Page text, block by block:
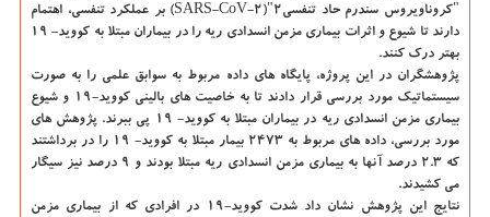
"کروناویروس سندرم حاد تنفسی۲"(SARS-CoV-۲) بر عملکرد تنفسی، اهتمام
دارند تا شیوع و اثرات بیماری مزمن انسدادی ریه را در بیماران مبتلا به کووید- ۱۹
بهتر درک کنند.
پژوهشگران در این پروژه، پایگاه های داده مربوط به سوابق علمی را به صورت
سیستماتیک مورد بررسی قرار دادند تا به خاصیت های بالینی کووید-۱۹ و شیوع
بیماری مزمن انسدادی ریه در بیماران مبتلا به کووید- ۱۹ پی ببرند. پژوهش های
مورد بررسی، داده های مربوط به ۲۴۷۳ بیمار مبتلا به کووید- ۱۹ را در برداشتند
که ۲.۳ درصد آنها به بیماری مزمن انسدادی ریه مبتلا بودند و ۹ درصد نیز سیگار
می کشیدند.
نتایج این پژوهش نشان داد شدت کووید-۱۹ در افرادی که از بیماری مزمن